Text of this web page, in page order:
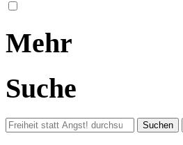
Mehr
Suche